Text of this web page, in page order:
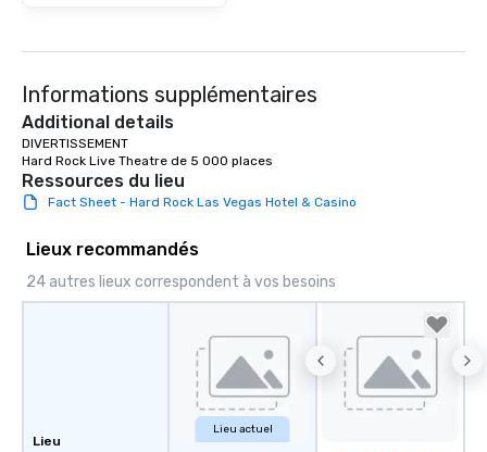
Informations supplémentaires
Additional details
DIVERTISSEMENT
Hard Rock Live Theatre de 5 000 places
Ressources du lieu
Fact Sheet - Hard Rock Las Vegas Hotel & Casino
Lieux recommandés
24 autres lieux correspondent à vos besoins
Lieu
Lieu actuel